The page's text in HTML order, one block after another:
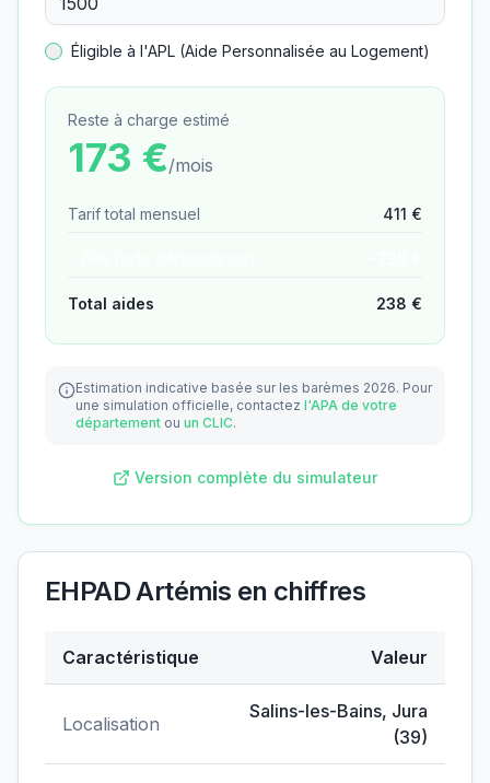
Éligible à l'APL (Aide Personnalisée au Logement)
Reste à charge estimé
173 €/mois
Tarif total mensuel 411 €
Total aides 238 €
Estimation indicative basée sur les barèmes 2026. Pour
une simulation officielle, contactez l'APA de votre
département ou un CLIC.
Version complète du simulateur
EHPAD Artémis en chiffres
Caractéristique Valeur
Localisation
Salins-les-Bains, Jura
(39)